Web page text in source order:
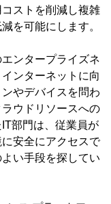
ストを削減し複雑
を可能にします。
ンタープライズネ
ンターネットに向
やデバイスを問わ
ウドリソースへの
部門は、従業員が
安全にアクセスで
い手段を探してい